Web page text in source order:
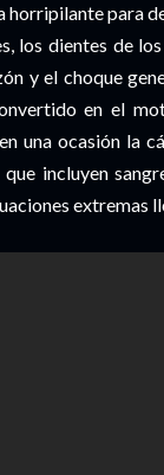
para
los dientes de
y el choque
en el
una ocasión la
incluyen
extremas